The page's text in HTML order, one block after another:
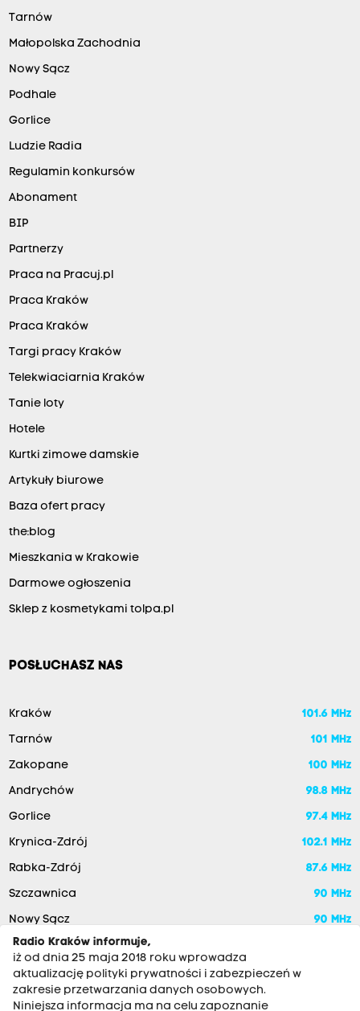
Tarnów
Małopolska Zachodnia
Nowy Sącz
Podhale
Gorlice
Ludzie Radia
Regulamin konkursów
Abonament
BIP
Partnerzy
Praca na Pracuj.pl
Praca Kraków
Praca Kraków
Targi pracy Kraków
Telekwiaciarnia Kraków
Tanie loty
Hotele
Kurtki zimowe damskie
Artykuły biurowe
Baza ofert pracy
the:blog
Mieszkania w Krakowie
Darmowe ogłoszenia
Sklep z kosmetykami tolpa.pl
POSŁUCHASZ NAS
Kraków 101.6 MHz
Tarnów 101 MHz
Zakopane 100 MHz
Andrychów 98.8 MHz
Gorlice 97.4 MHz
Krynica-Zdrój 102.1 MHz
Rabka-Zdrój 87.6 MHz
Szczawnica 90 MHz
Nowy Sącz
90 MHz
Radio Kraków informuje,
iż od dnia 25 maja 2018 roku wprowadza
aktualizację polityki prywatności i zabezpieczeń w
zakresie przetwarzania danych osobowych.
Niniejsza informacja ma na celu zapoznanie